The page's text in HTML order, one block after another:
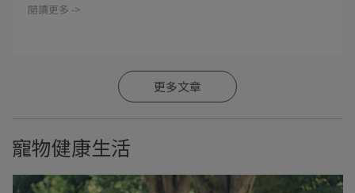
閱讀更多 ->
更多文章
寵物健康生活